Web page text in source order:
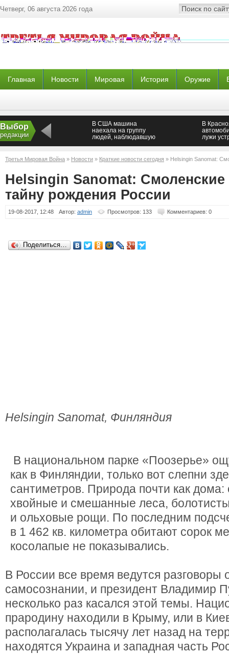
Четверг, 06 августа 2026 года
Главная Новости Мировая История Оружие
Выбор
редакции
В США машина
наехала на группу
людей, наблюдавшую
В
лужи
Третья Мировая Война » Новости » Краткие новости сегодня » Helsingin Sanomat:
России
Helsingin Sanomat: Смоленские
тайну рождения России
19-08-2017, 12:48 Автор: admin Просмотров: 133 Комментариев: 0
Поделиться…
Helsingin Sanomat, Финляндия
В национальном парке «Поозерье»
как в Финляндии, только вот слепни
сантиметров. Природа почти как дома:
хвойные и смешанные леса,
и ольховые рощи. По последним
в 1 462 кв. километра обитают сорок
косолапые не показывались.
В России все время ведутся разговоры
самосознании, и президент Владимир
несколько раз касался этой темы.
прародину находили в Крыму, или в
располагалась тысячу лет назад на
находятся Украина и западная часть